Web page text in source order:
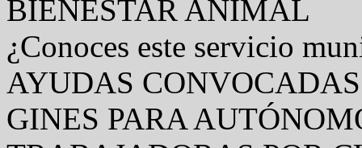
BIENESTAR ANIMAL
¿Conoces este servicio
AYUDAS
GINES PARA